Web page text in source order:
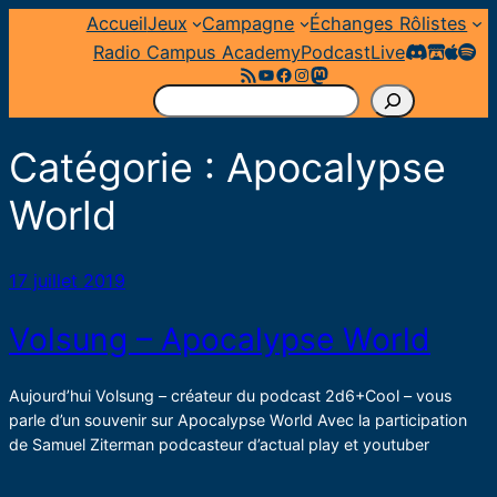
AccueilJeux Campagne
Échanges Rôlistes
Radio Campus AcademyPodcastLive
Flux RSS YouTube Facebook InstagramMastodon
R
c
h
r
Catégorie : Apocalypse
World
17 juillet 2019
Volsung – Apocalypse World
Aujourd’hui Volsung – créateur du podcast 2d6+Cool – vous
parle d’un souvenir sur Apocalypse World Avec la participation
de Samuel Ziterman podcasteur d’actual play et youtuber